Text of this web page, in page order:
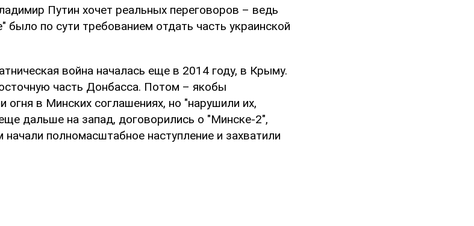
Путин хочет реальных переговоров – ведь
было по сути требованием отдать часть украинской
война началась еще в 2014 году, в Крыму.
часть Донбасса. Потом – якобы
огня в Минских соглашениях, но "нарушили их,
дальше на запад, договорились о "Минске-2",
полномасштабное наступление и захватили